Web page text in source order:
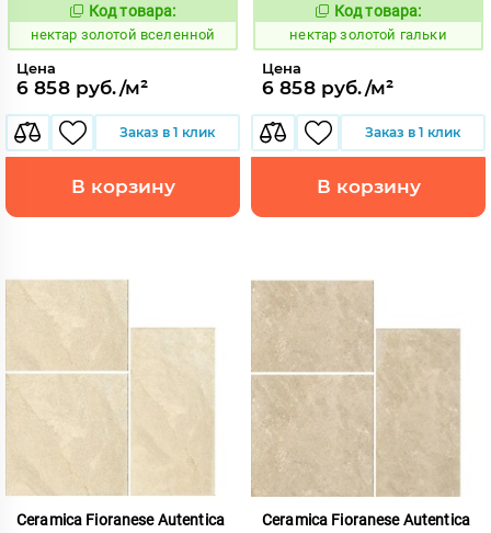
1129138
Код товара:
нектар золотой вселенной
Цена
6 858 руб./м²
Заказ в 1 клик
В корзину
1129140
Код товара:
нектар золотой гальки
Цена
6 858 руб./м²
Заказ в 1 клик
В корзину
Ceramica Fioranese Autentica
Ceramica Fioranese Autentica